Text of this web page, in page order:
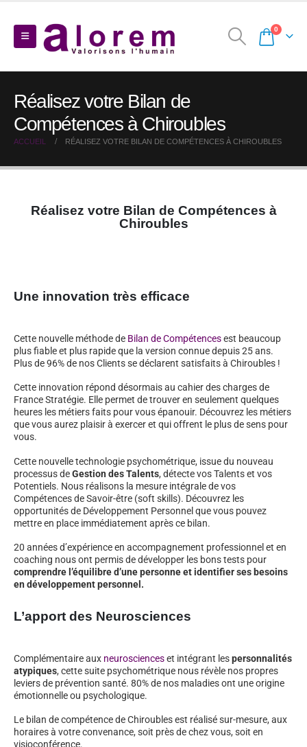
0
Réalisez votre Bilan de
Compétences à Chiroubles
ACCUEIL RÉALISEZ VOTRE BILAN DE COMPÉTENCES À CHIROUBLES
Réalisez votre Bilan de Compétences à
Chiroubles
Une innovation très efficace
Cette nouvelle méthode de Bilan de Compétencesest beaucoup
plus fiable et plus rapide que la version connue depuis 25 ans.
Plus de 96% de nos Clients se déclarent satisfaits à Chiroubles !
Cette innovation répond désormais au cahier des charges de
France Stratégie. Elle permet de trouver en seulement quelques
heures les métiers faits pour vous épanouir. Découvrez les métiers
que vous aurez plaisir à exercer et qui offrent le plus de sens pour
vous.
Cette nouvelle technologie psychométrique, issue du nouveau
processus deGestion des Talents, détecte vos Talents et vos
Potentiels. Nous réalisons la mesure intégrale de vos
Compétences de Savoir-être (soft skills). Découvrez les
opportunités de Développement Personnel que vous pouvez
mettre en place immédiatement après ce bilan.
20 années d’expérience en accompagnement professionnel et en
coaching nous ont permis de développer les bons tests pour
comprendre l’équilibre d’une personne et identifier ses besoins
en développement personnel.
L’apport des Neurosciences
Complémentaire aux neuroscienceset intégrant lespersonnalités
atypiques, cette suite psychométrique nous révèle nos propres
leviers de prévention santé. 80% de nos maladies ont une origine
émotionnelle ou psychologique.
Le bilan de compétence de Chiroubles est réalisé sur-mesure, aux
horaires à votre convenance, soit près de chez vous, soit en
visioconférence.